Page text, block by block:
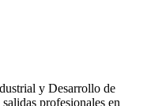
y Desarrollo de
profesionales en